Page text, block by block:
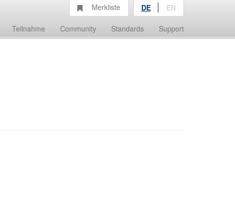
Teilnahme Community Standards Support
Merkliste DE EN